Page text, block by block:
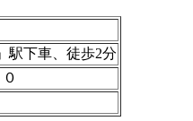
駅下車、徒歩2分